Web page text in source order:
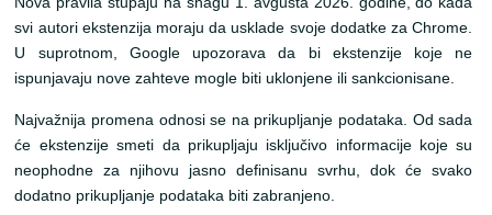
svi autori ekstenzija moraju da usklade svoje dodatke za Chrome.
U suprotnom, Google upozorava da bi ekstenzije koje ne
ispunjavaju nove zahteve mogle biti uklonjene ili sankcionisane.
Najvažnija promena odnosi se na prikupljanje podataka. Od sada
će ekstenzije smeti da prikupljaju isključivo informacije koje su
neophodne za njihovu jasno definisanu svrhu, dok će svako
dodatno prikupljanje podataka biti zabranjeno.